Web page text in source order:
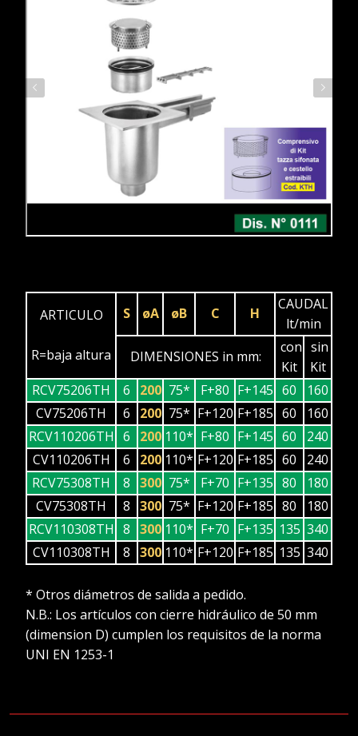
ARTICULO
R=baja altura
S øA øB C H
CAUDAL
lt/min
DIMENSIONES in mm:
con
Kit
sin
Kit
RCV75206TH
6 200 75* F+80 F+145 60
160
CV75206TH
6 200 75* F+120 F+185 60
160
RCV110206TH 6 200 110* F+80 F+145 60
240
CV110206TH
6 200 110* F+120 F+185 60
240
RCV75308TH
8 300 75* F+70 F+135 80
180
CV75308TH
8 300 75* F+120 F+185 80
180
RCV110308TH 8 300 110* F+70 F+135 135 340
CV110308TH
8 300 110* F+120 F+185 135 340
* Otros diámetros de salida a pedido.
N.B.: Los artículos con cierre hidráulico de 50 mm
(dimension D) cumplen los requisitos de la norma
UNI EN 1253-1